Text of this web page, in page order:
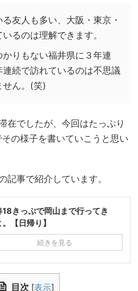
友人も多い、大阪・東京・
るのは理解できます。
りもない福井県に３年連
続で訪れているのは不思議
せん。(笑)
在でしたが、今回はたっぷり
の様子を書いていこうと思い
記事で紹介しています。
18きっぷで岡山まで行ってき
【日帰り】
続きを見る
目次 [表示]